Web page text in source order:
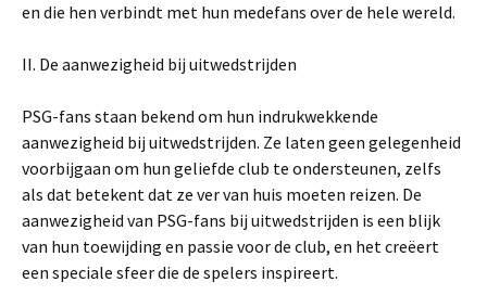
en die hen verbindt met hun medefans over de hele wereld.
II. De aanwezigheid bij uitwedstrijden
PSG-fans staan bekend om hun indrukwekkende
aanwezigheid bij uitwedstrijden. Ze laten geen gelegenheid
voorbijgaan om hun geliefde club te ondersteunen, zelfs
als dat betekent dat ze ver van huis moeten reizen. De
aanwezigheid van PSG-fans bij uitwedstrijden is een blijk
van hun toewijding en passie voor de club, en het creëert
een speciale sfeer die de spelers inspireert.